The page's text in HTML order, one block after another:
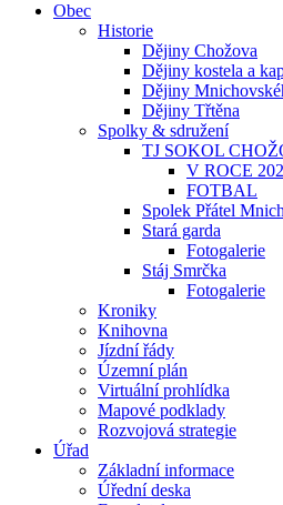
Obec
Historie
Dějiny Chožova
Dějiny kostela a
Dějiny
Dějiny Třtěna
Spolky & sdružení
TJ SOKOL
V ROCE
FOTBAL
Spolek Přátel
Stará garda
Fotogalerie
Stáj Smrčka
Fotogalerie
Kroniky
Knihovna
Jízdní řády
Územní plán
Virtuální prohlídka
Mapové podklady
Rozvojová strategie
Úřad
Základní informace
Úřední deska